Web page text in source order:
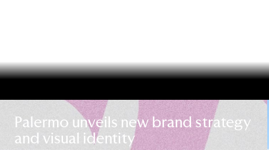
Palermo unveils new brand strategy
and visual identity